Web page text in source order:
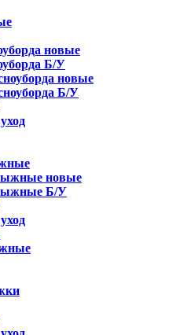
новые
Б/У
новые
Б/У
новые
Б/У